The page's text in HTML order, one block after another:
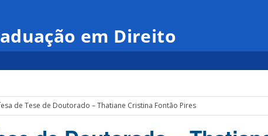
em Direito
de Tese de Doutorado – Thatiane Cristina Fontão Pires